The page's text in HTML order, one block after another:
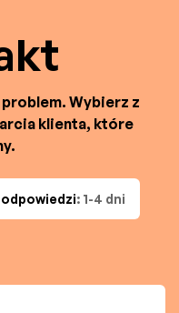
Wybierz z
klienta, które
: 1-4 dni